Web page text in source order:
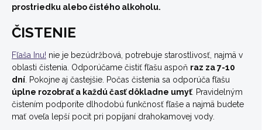
prostriedku alebo čistého alkoholu.
ČISTENIE
Fľaša Inu! nie je bezúdržbová, potrebuje starostlivosť, najmä v
oblasti čistenia. Odporúčame čistiť fľašu aspoň raz za 7-10
dní . Pokojne aj častejšie. Počas čistenia sa odporúča fľašu
úplne rozobrať a každú časť dôkladne umyť. Pravidelným
čistením podporíte dlhodobú funkčnosť fľaše a najmä budete
mať oveľa lepší pocit pri popíjaní drahokamovej vody.